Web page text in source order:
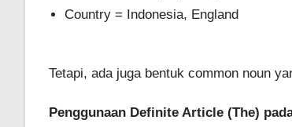
Country = Indonesia, England
Tetapi, ada juga bentuk common noun
Penggunaan Definite Article (The)